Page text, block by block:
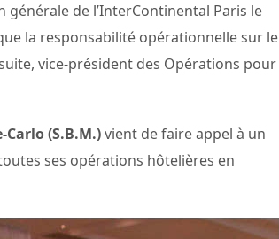
générale de l’InterContinental Paris le
la responsabilité opérationnelle sur le
vice-président des Opérations pour
(S.B.M.)vient de faire appel à un
ses opérations hôtelières en